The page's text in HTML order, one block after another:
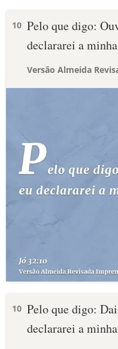
10 Pelo que digo:
declararei a
Versão Almeida
10 Pelo que digo:
declararei a